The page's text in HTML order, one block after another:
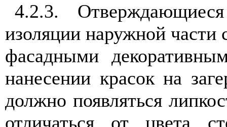
4.2.3.
изоляции наружной
фасадными
нанесении красок на
должно появляться
отличаться от цвета